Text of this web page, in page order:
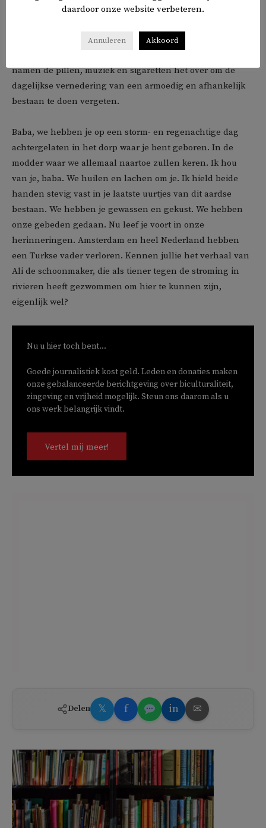
boerenonderneming van zijn vader dat hij zijn eigen
migratiepijn en armoede weg met flesjes Heineken, totdat
namen de pillen, muziek en sigaretten het over om de
dagelijkse vernedering van een armoedig en afhankelijk
bestaan te doen vergeten.
Baba, we hebben je op een storm- en regenachtige dag
achtergelaten in het dorp waar je bent geboren. In de
modder waar we allemaal naartoe zullen keren. Ik hou
van je, baba. We huilen en lachen om je. Ik hield beide
handen stevig vast in je laatste uurtjes van dit aardse
bestaan. We hebben je gewassen en gekust. We hebben
onze gebeden gedaan. Nu leef je voort in onze
herinneringen. Amsterdam en heel Nederland hebben
een Turkse vader verloren. Kennen jullie het verhaal van
Ali de schoonmaker, die als tiener tegen de stroming in
rivieren heeft gezwommen om hier te kunnen zijn,
eigenlijk wel?
Nu u hier toch bent...
Goede journalistiek kost geld. Leden en donaties maken
onze gebalanceerde berichtgeving over biculturaliteit,
zingeving en vrijheid mogelijk. Steun ons daarom als u
ons werk belangrijk vindt.
Vertel mij meer!
Delen 𝕏 f in ✉
daardoor onze website verbeteren.
Annuleren Akkoord